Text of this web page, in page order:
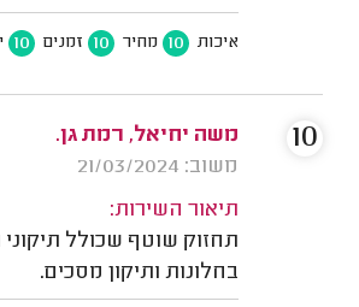
איכות 10 מחיר 10 זמנים 10
משה יחיאל, רמת גן.
משוב: 21/03/2024
תיאור השירות:
תחזוק שוטף שכולל תיקוני
בחלונות ותיקון מסכים.
10